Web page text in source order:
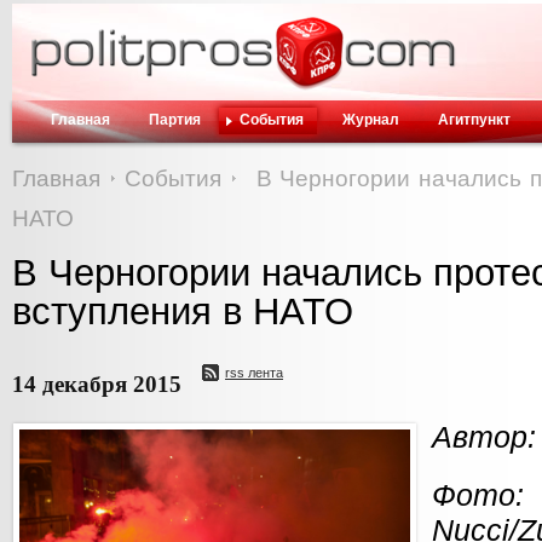
Главная Партия События Журнал Агитпункт
Главная События
В Черногории начались
НАТО
В Черногории начались
вступления в НАТО
14 декабря 2015 rss лента
Автор:
Nucci/